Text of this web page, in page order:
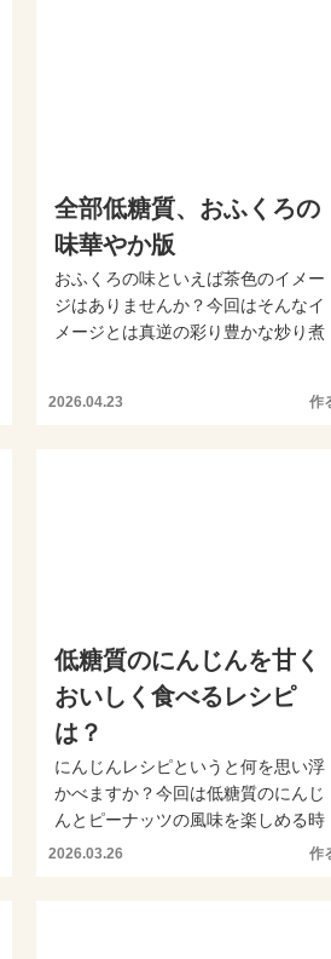
全部低糖質、おふくろの
味華やか版
おふくろの味といえば茶色のイメー
ジはありませんか？今回はそんなイ
メージとは真逆の彩り豊かな炒り煮
2026.04.23 作
低糖質のにんじんを甘く
おいしく食べるレシピ
は？
にんじんレシピというと何を思い浮
かべますか？今回は低糖質のにんじ
んとピーナッツの風味を楽しめる時
短で簡単につくれるおかず...
2026.03.26 作